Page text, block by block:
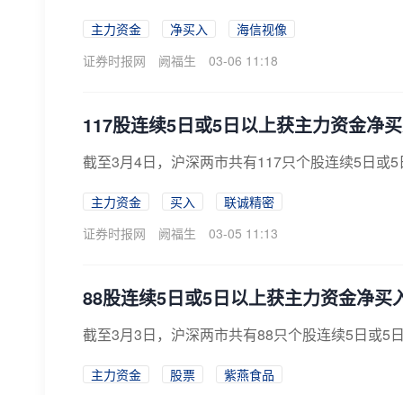
主力资金 净买入
海信视像
证券时报网
阙福生 03-06 11:18
117股连续5日或5日以上获主力资金净
截至3月4日，沪深两市共有117只个股连续5日或
主力资金 买入
联诚精密
证券时报网
阙福生 03-05 11:13
88股连续5日或5日以上获主力资金净买
截至3月3日，沪深两市共有88只个股连续5日或5
主力资金 股票
紫燕食品